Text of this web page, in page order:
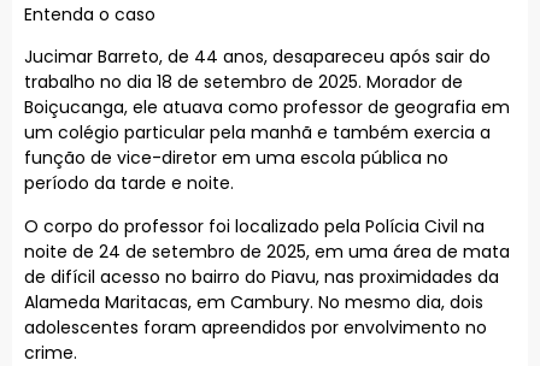
Entenda o caso
Jucimar Barreto, de 44 anos, desapareceu após sair do
trabalho no dia 18 de setembro de 2025. Morador de
Boiçucanga, ele atuava como professor de geografia em
um colégio particular pela manhã e também exercia a
função de vice-diretor em uma escola pública no
período da tarde e noite.
O corpo do professor foi localizado pela Polícia Civil na
noite de 24 de setembro de 2025, em uma área de mata
de difícil acesso no bairro do Piavu, nas proximidades da
Alameda Maritacas, em Cambury. No mesmo dia, dois
adolescentes foram apreendidos por envolvimento no
crime.